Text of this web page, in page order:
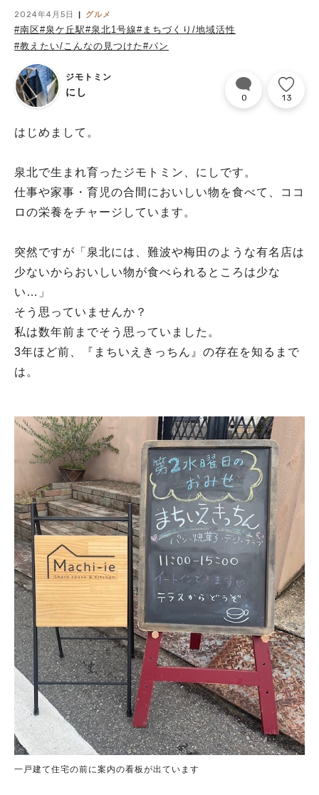
2024年4月5日 グルメ
#南区#泉ケ丘駅#泉北1号線#まちづくり/地域活性
#教えたい/こんなの見つけた#パン
ジモトミン
にし 0 13
はじめまして。
泉北で生まれ育ったジモトミン、にしです。
仕事や家事・育児の合間においしい物を食べて、ココ
ロの栄養をチャージしています。
突然ですが「泉北には、難波や梅田のような有名店は
少ないからおいしい物が食べられるところは少な
い…」
そう思っていませんか？
私は数年前までそう思っていました。
3年ほど前、『まちいえきっちん』の存在を知るまで
は。
一戸建て住宅の前に案内の看板が出ています